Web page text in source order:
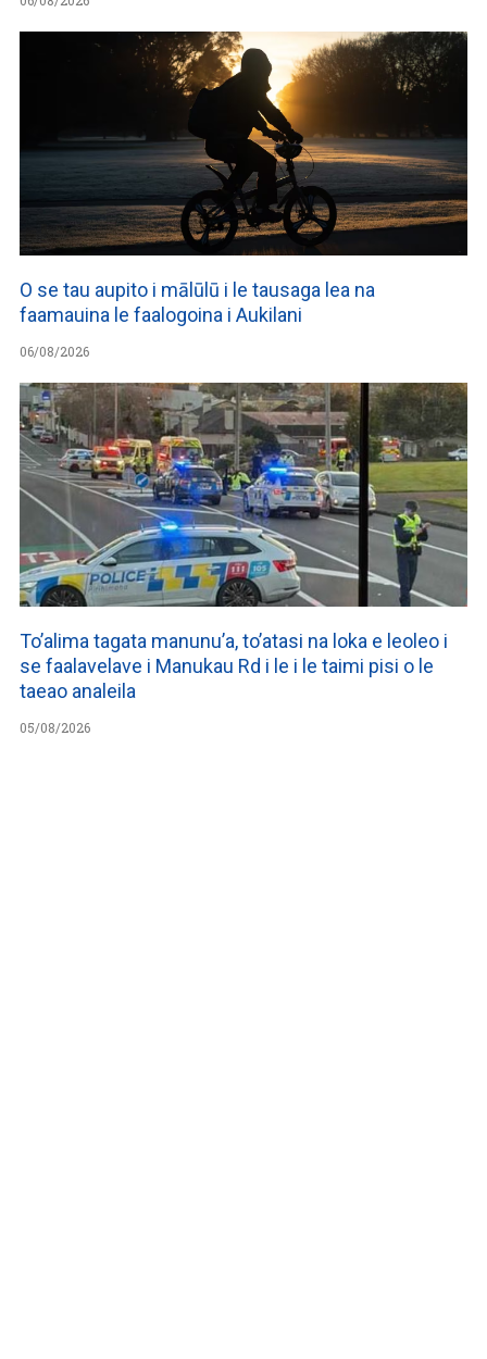
O se tau aupito i mālūlū i le tausaga lea na
faamauina le faalogoina i Aukilani
06/08/2026
To’alima tagata manunu’a, to’atasi na loka e leoleo i
se faalavelave i Manukau Rd i le i le taimi pisi o le
taeao analeila
05/08/2026